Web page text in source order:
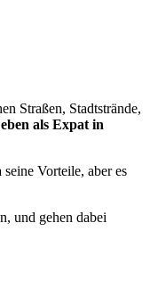
Straßen, Stadtstrände,
als Expat in
Vorteile, aber es
und gehen dabei